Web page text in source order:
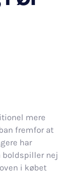
mere
fremfor at
har
boldspiller nej
i købet